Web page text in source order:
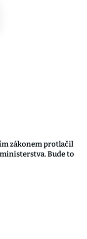
zákonem protlačil
Bude to